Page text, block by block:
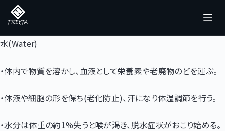
テ
ツ
ス
ッ
水(Water)
・体内で物質を溶かし、血液として栄養素や老廃物のどを運ぶ。
・体液や細胞の形を保ち(老化防止)、汗になり体温調節を行う。
・水分は体重の約1%失うと喉が渇き、脱水症状がおこり始める。